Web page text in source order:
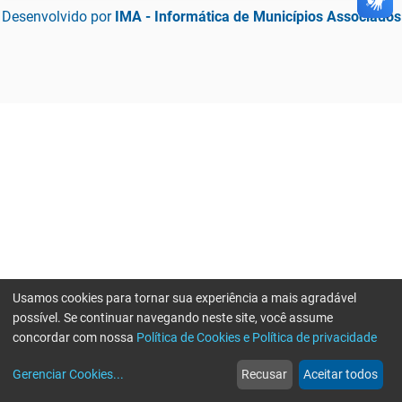
Desenvolvido por IMA - Informática de Municípios Associados
web
Notícias
more_horiz
Mais
Usamos cookies para tornar sua experiência a mais agradável
possível. Se continuar navegando neste site, você assume
concordar com nossa Política de Cookies e Política de privacidade
Gerenciar Cookies... Recusar Aceitar todos